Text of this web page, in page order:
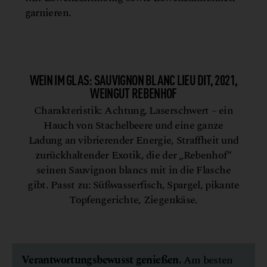
garnieren.
WEIN IM GLAS: SAUVIGNON BLANC LIEU DIT, 2021,
WEINGUT REBENHOF
Charakteristik: Achtung, Laserschwert – ein
Hauch von Stachelbeere und eine ganze
Ladung an vibrierender Energie, Straffheit und
zurückhaltender Exotik, die der „Rebenhof“
seinen Sauvignon blancs mit in die Flasche
gibt. Passt zu: Süßwasserfisch, Spargel, pikante
Topfengerichte, Ziegenkäse.
Verantwortungsbewusst genießen.Am besten